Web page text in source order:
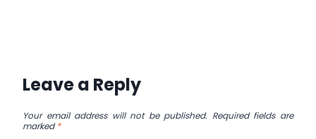
Leave a Reply
Your email address will not be published. Required fields are
marked*